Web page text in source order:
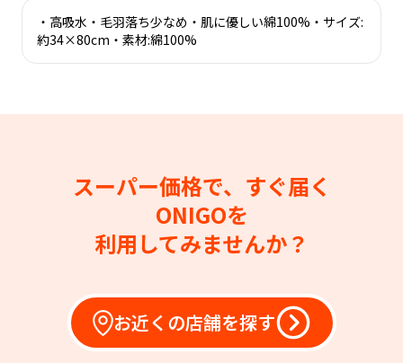
・高吸水・毛羽落ち少なめ・肌に優しい綿100%・サイズ:
約34×80cm・素材:綿100%
スーパー価格で、すぐ届く
ONIGOを
利用してみませんか？
お近くの店舗を探す